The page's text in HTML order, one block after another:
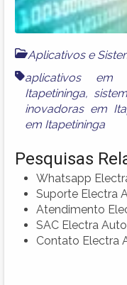
Aplicativos e
aplicativos em
Itapetininga,
inovadoras em
em Itapetininga
Pesquisas
Whatsapp
Suporte Electra
Atendimento
SAC Electra
Contato Electra